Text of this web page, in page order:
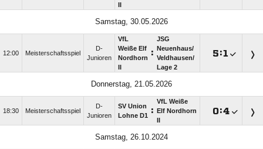
Samstag, 30.05.2026
12:00 Meisterschaftsspiel
D-
Junioren
VfL
Weiße Elf
Nordhorn :
JSG
Neuenhaus/​
Veldhausen/​
Lage 2
:
Donnerstag, 21.05.2026
18:30 Meisterschaftsspiel
D-
Junioren
SV Union
Lohne D1 :
VfL Weiße
Elf Nordhorn
:
Samstag, 26.10.2024